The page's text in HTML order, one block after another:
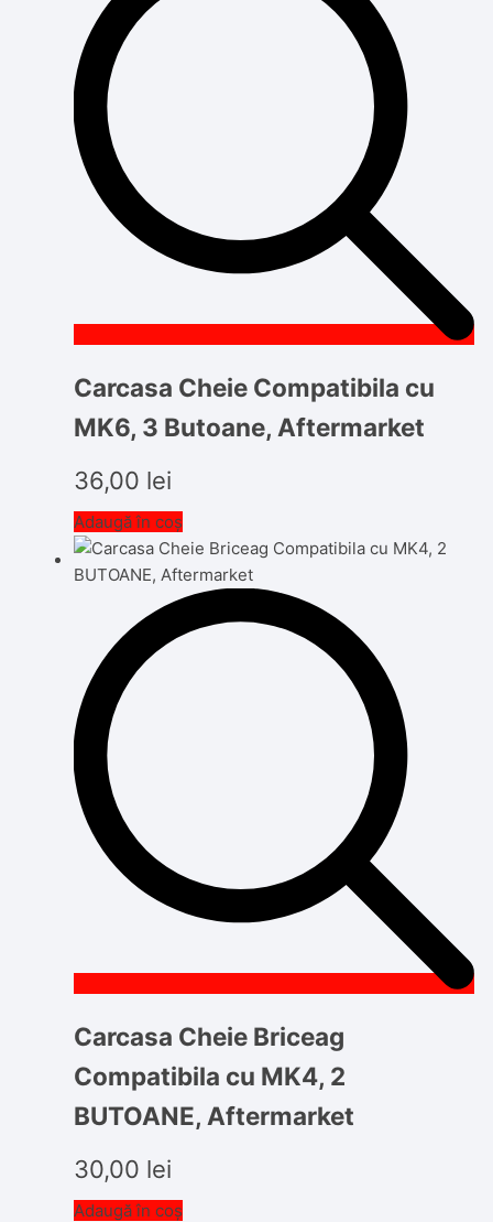
Carcasa Cheie Compatibila cu
MK6, 3 Butoane, Aftermarket
36,00 lei
Adaugă în coș
Carcasa Cheie Briceag
Compatibila cu MK4, 2
BUTOANE, Aftermarket
30,00 lei
Adaugă în coș